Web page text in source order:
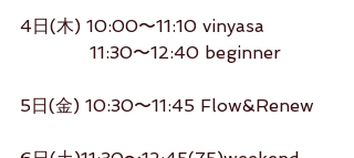
4日(木) 10:00〜11:10 vinyasa
11:30〜12:40 beginner
5日(金) 10:30〜11:45 Flow&Renew